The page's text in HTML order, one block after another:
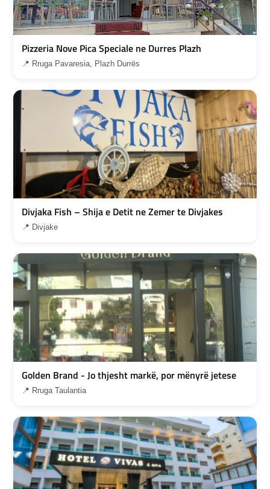
Pizzeria Nove Pica Speciale ne Durres Plazh
📍 Rruga Pavaresia, Plazh Durrës
Divjaka Fish – Shija e Detit ne Zemer te Divjakes
📍 Divjake
Golden Brand - Jo thjesht markë, por mënyrë jetese
📍 Rruga Taulantia